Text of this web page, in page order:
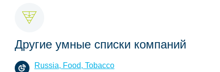
Другие умные списки компаний
Russia, Food, Tobacco